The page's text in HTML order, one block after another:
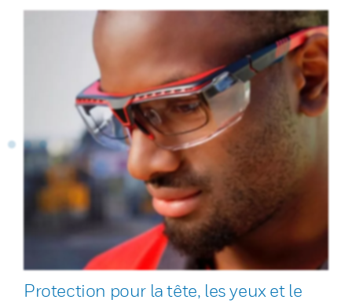
Protection pour la tête, les yeux et le